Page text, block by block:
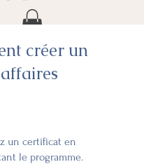
créer un
un certificat en
le programme.